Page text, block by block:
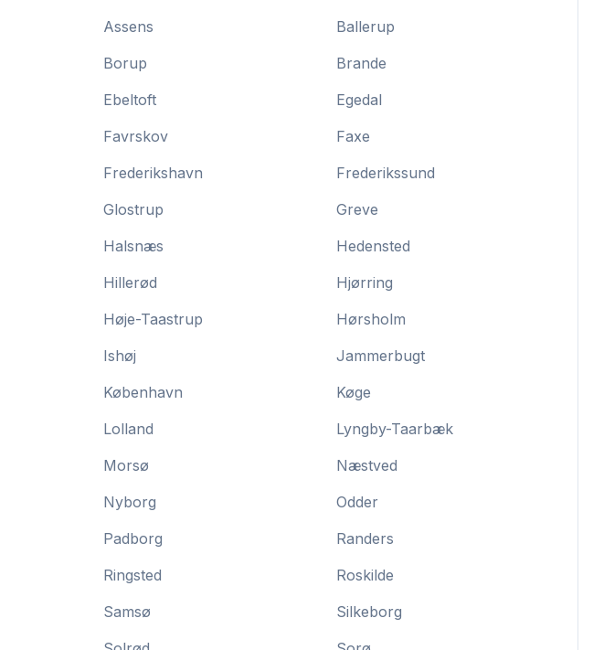
Assens
Ballerup
Borup
Brande
Ebeltoft
Egedal
Favrskov
Faxe
Frederikshavn
Frederikssund
Glostrup
Greve
Halsnæs
Hedensted
Hillerød
Hjørring
Høje-Taastrup
Hørsholm
Ishøj
Jammerbugt
København
Køge
Lolland
Lyngby-Taarbæk
Morsø
Næstved
Nyborg
Odder
Padborg
Randers
Ringsted
Roskilde
Samsø
Silkeborg